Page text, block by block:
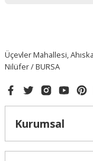
Üçevler Mahallesi,
Nilüfer / BURSA
Kurumsal